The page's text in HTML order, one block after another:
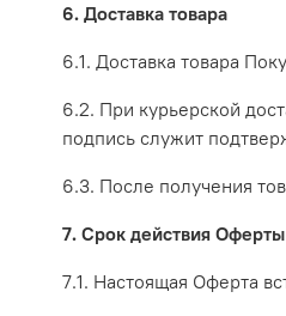
6. Доставка товара
6.1. Доставка товара
6.2. При курьерской
подпись служит
6.3. После получения
7. Срок действия Оферты
7.1. Настоящая Оферта